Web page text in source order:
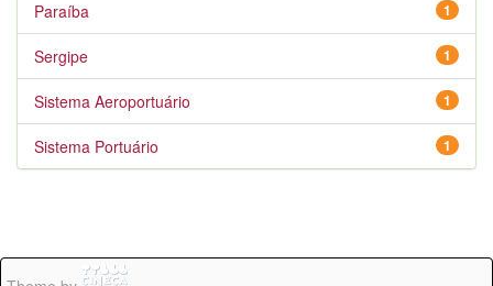
1
Paraíba
1
Sergipe
1
Sistema Aeroportuário
1
Sistema Portuário